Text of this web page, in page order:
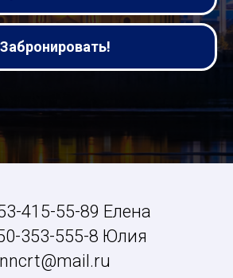
Забронировать!
415-55-89 Елена
353-555-8 Юлия
nncrt@mail.ru